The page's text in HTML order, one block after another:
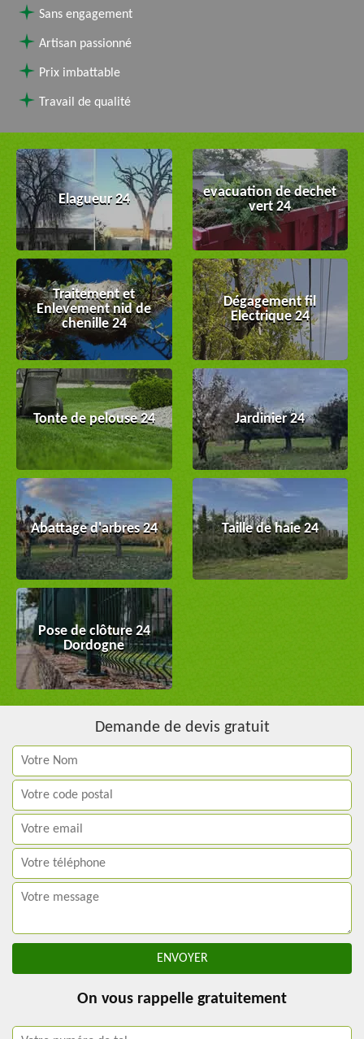
Sans engagement
Artisan passionné
Prix imbattable
Travail de qualité
Elagueur 24
evacuation de dechet
vert 24
Traitement et
Enlevement nid de
chenille 24
Dégagement fil
Electrique 24
Tonte de pelouse 24 Jardinier 24
Abattage d'arbres 24 Taille de haie 24
Pose de clôture 24
Dordogne
Demande de devis gratuit
On vous rappelle gratuitement